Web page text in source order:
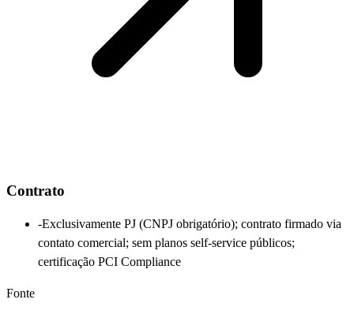
Contrato
-Exclusivamente PJ (CNPJ obrigatório); contrato firmado via
contato comercial; sem planos self-service públicos;
certificação PCI Compliance
Fonte